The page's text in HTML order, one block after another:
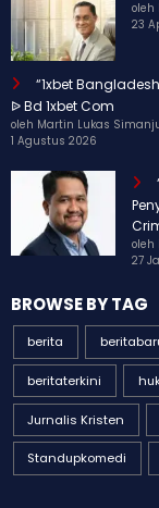
oleh
23
“1xbet
ᐉ Bd 1xbet Com
oleh Martin Lukas
1 Agustus 2026
oleh
27
BROWSE BY TAG
berita
beritaterkini
Jurnalis Kristen
Standupkomedi